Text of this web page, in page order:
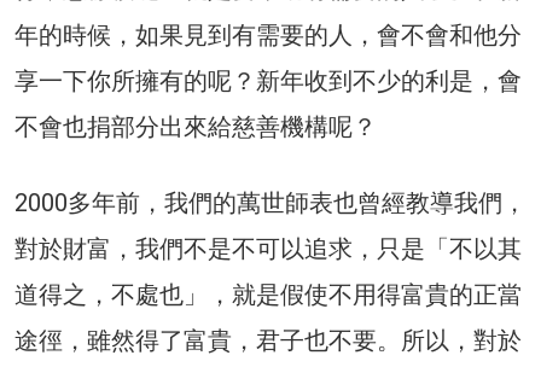
年的時候，如果見到有需要的人，會不會和他分
享一下你所擁有的呢？新年收到不少的利是，會
不會也捐部分出來給慈善機構呢？
2000多年前，我們的萬世師表也曾經教導我們，
對於財富，我們不是不可以追求，只是「不以其
道得之，不處也」，就是假使不用得富貴的正當
途徑，雖然得了富貴，君子也不要。所以，對於